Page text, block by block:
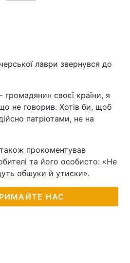
лаври звернувся до
громадянин своєї країни, я
не говорив. Хотів би, щоб
патріотами, не на
прокоментував
та його особисто: «Не
обшуки й утиски».
НАС